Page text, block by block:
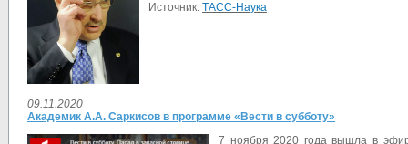
Источник: ТАСС-Наука
09.11.2020
Академик А.А. Саркисов в программе «Вести в субботу»
7 ноября 2020 года выщла в эфир